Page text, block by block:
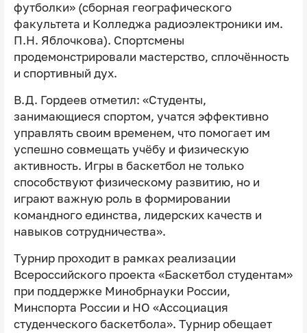
футболки» (сборная географического
факультета и Колледжа радиоэлектроники им.
П.Н. Яблочкова). Спортсмены
продемонстрировали мастерство, сплочённость
и спортивный дух.
В.Д. Гордеев отметил: «Студенты,
занимающиеся спортом, учатся эффективно
управлять своим временем, что помогает им
успешно совмещать учёбу и физическую
активность. Игры в баскетбол не только
способствуют физическому развитию, но и
играют важную роль в формировании
командного единства, лидерских качеств и
навыков сотрудничества».
Турнир проходит в рамках реализации
Всероссийского проекта «Баскетбол студентам»
при поддержке Минобрнауки России,
Минспорта России и НО «Ассоциация
студенческого баскетбола». Турнир обещает